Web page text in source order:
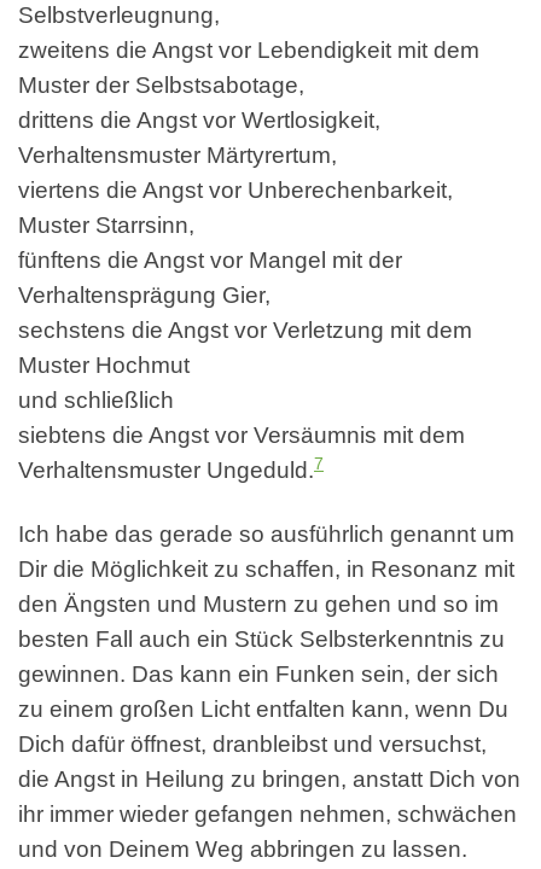
Selbstverleugnung,
zweitens die Angst vor Lebendigkeit mit dem
Muster der Selbstsabotage,
drittens die Angst vor Wertlosigkeit,
Verhaltensmuster Märtyrertum,
viertens die Angst vor Unberechenbarkeit,
Muster Starrsinn,
fünftens die Angst vor Mangel mit der
Verhaltensprägung Gier,
sechstens die Angst vor Verletzung mit dem
Muster Hochmut
und schließlich
siebtens die Angst vor Versäumnis mit dem
Verhaltensmuster Ungeduld.7
Ich habe das gerade so ausführlich genannt um
Dir die Möglichkeit zu schaffen, in Resonanz mit
den Ängsten und Mustern zu gehen und so im
besten Fall auch ein Stück Selbsterkenntnis zu
gewinnen. Das kann ein Funken sein, der sich
zu einem großen Licht entfalten kann, wenn Du
Dich dafür öffnest, dranbleibst und versuchst,
die Angst in Heilung zu bringen, anstatt Dich von
ihr immer wieder gefangen nehmen, schwächen
und von Deinem Weg abbringen zu lassen.